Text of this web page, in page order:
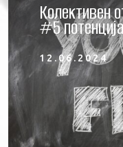
Колективен
#5
12.06.2024